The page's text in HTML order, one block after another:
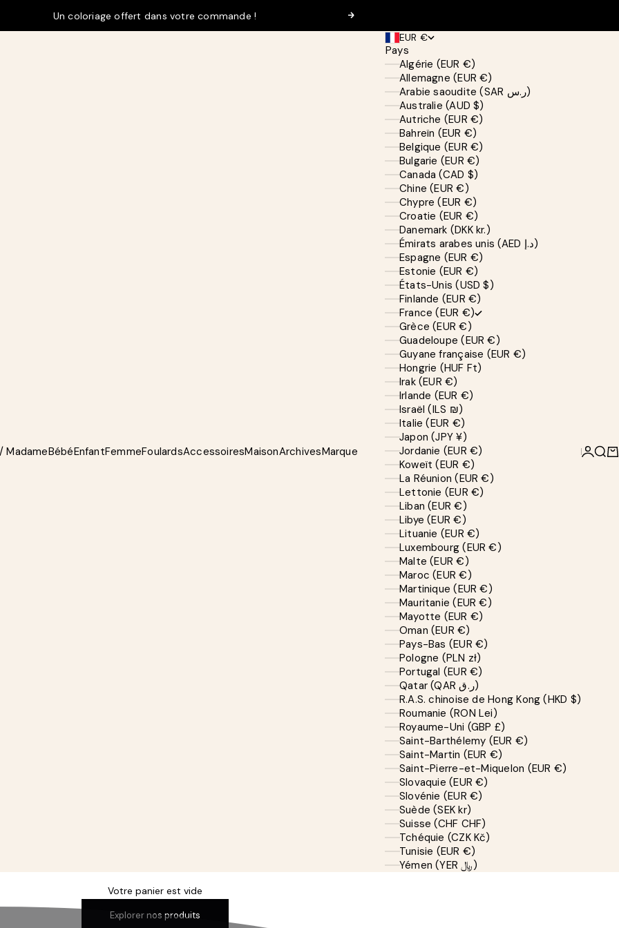
Un coloriage offert dans votre commande ! Suivant
MadameBébéEnfantFemmeFoulardsAccessoiresMaisonArchivesMarque
EUR €
Pays
Algérie (EUR €)
Allemagne (EUR €)
Arabie saoudite (SAR ر.س)
Australie (AUD $)
Autriche (EUR €)
Bahreïn (EUR €)
Belgique (EUR €)
Bulgarie (EUR €)
Canada (CAD $)
Chine (EUR €)
Chypre (EUR €)
Croatie (EUR €)
Danemark (DKK kr.)
Émirats arabes unis (AED د.إ)
Espagne (EUR €)
Estonie (EUR €)
États-Unis (USD $)
Finlande (EUR €)
France (EUR €)
Grèce (EUR €)
Guadeloupe (EUR €)
Guyane française (EUR €)
Hongrie (HUF Ft)
Irak (EUR €)
Irlande (EUR €)
Israël (ILS ₪)
Italie (EUR €)
Japon (JPY ¥)
Jordanie (EUR €)
Koweït (EUR €)
La Réunion (EUR €)
Lettonie (EUR €)
Liban (EUR €)
Libye (EUR €)
Lituanie (EUR €)
Luxembourg (EUR €)
Malte (EUR €)
Maroc (EUR €)
Martinique (EUR €)
Mauritanie (EUR €)
Mayotte (EUR €)
Oman (EUR €)
Pays-Bas (EUR €)
Pologne (PLN zł)
Portugal (EUR €)
Qatar (QAR ر.ق)
R.A.S. chinoise de Hong Kong (HKD $)
Roumanie (RON Lei)
Royaume-Uni (GBP £)
Saint-Barthélemy (EUR €)
Saint-Martin (EUR €)
Saint-Pierre-et-Miquelon (EUR €)
Slovaquie (EUR €)
Slovénie (EUR €)
Suède (SEK kr)
Suisse (CHF CHF)
Tchéquie (CZK Kč)
Tunisie (EUR €)
Yémen (YER ﷼)
Votre panier est vide
Explorer nos produits